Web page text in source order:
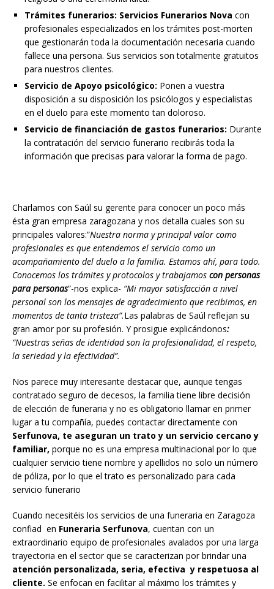
Trámites funerarios: Servicios Funerarios Nova con
profesionales especializados en los trámites post-morten
que gestionarán toda la documentación necesaria cuando
fallece una persona. Sus servicios son totalmente gratuitos
para nuestros clientes.
Servicio de Apoyo psicológico: Ponen a vuestra
disposición a su disposición los psicólogos y especialistas
en el duelo para este momento tan doloroso.
Servicio de financiación de gastos funerarios: Durante
la contratación del servicio funerario recibirás toda la
información que precisas para valorar la forma de pago.
Charlamos con Saúl su gerente para conocer un poco más
ésta gran empresa zaragozana y nos detalla cuales son su
principales valores:”Nuestra norma y principal valor como
profesionales es que entendemos el servicio como un
acompañamiento del duelo a la familia. Estamos ahí, para todo.
Conocemos los trámites y protocolos y trabajamos con personas
para personas”-nos explica- “Mi mayor satisfacción a nivel
personal son los mensajes de agradecimiento que recibimos, en
momentos de tanta tristeza”.Las palabras de Saúl reflejan su
gran amor por su profesión. Y prosigue explicándonos:
“Nuestras señas de identidad son la profesionalidad, el respeto,
la seriedad y la efectividad”.
Nos parece muy interesante destacar que, aunque tengas
contratado seguro de decesos, la familia tiene libre decisión
de elección de funeraria y no es obligatorio llamar en primer
lugar a tu compañía, puedes contactar directamente con
Serfunova, te aseguran un trato y un servicio cercano y
familiar, porque no es una empresa multinacional por lo que
cualquier servicio tiene nombre y apellidos no solo un número
de póliza, por lo que el trato es personalizado para cada
servicio funerario
Cuando necesitéis los servicios de una funeraria en Zaragoza
confiad en Funeraria Serfunova, cuentan con un
extraordinario equipo de profesionales avalados por una larga
trayectoria en el sector que se caracterizan por brindar una
atención personalizada, seria, efectiva y respetuosa al
cliente. Se enfocan en facilitar al máximo los trámites y